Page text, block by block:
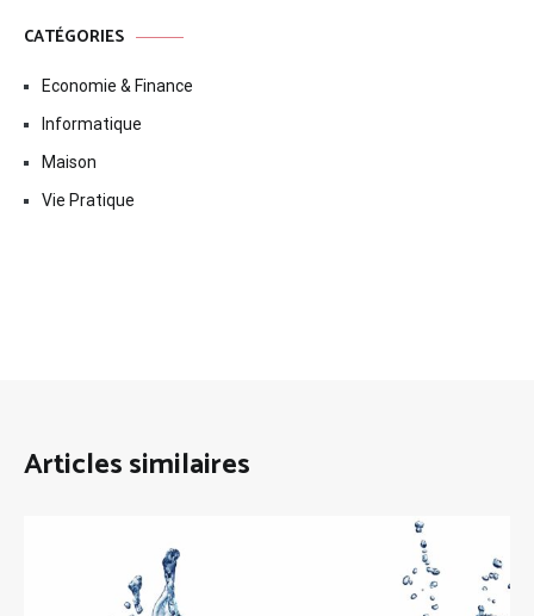
CATÉGORIES
Economie & Finance
Informatique
Maison
Vie Pratique
Articles similaires